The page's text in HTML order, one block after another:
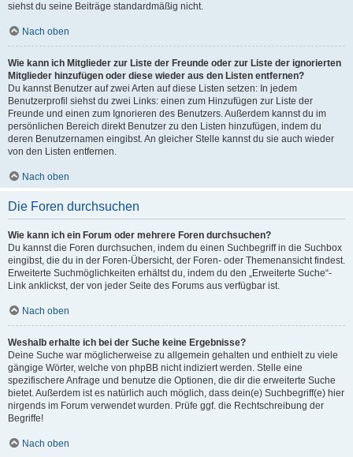
siehst du seine Beiträge standardmäßig nicht.
Nach oben
Wie kann ich Mitglieder zur Liste der Freunde oder zur Liste der ignorierten
Mitglieder hinzufügen oder diese wieder aus den Listen entfernen?
Du kannst Benutzer auf zwei Arten auf diese Listen setzen: In jedem
Benutzerprofil siehst du zwei Links: einen zum Hinzufügen zur Liste der
Freunde und einen zum Ignorieren des Benutzers. Außerdem kannst du im
persönlichen Bereich direkt Benutzer zu den Listen hinzufügen, indem du
deren Benutzernamen eingibst. An gleicher Stelle kannst du sie auch wieder
von den Listen entfernen.
Nach oben
Die Foren durchsuchen
Wie kann ich ein Forum oder mehrere Foren durchsuchen?
Du kannst die Foren durchsuchen, indem du einen Suchbegriff in die Suchbox
eingibst, die du in der Foren-Übersicht, der Foren- oder Themenansicht findest.
Erweiterte Suchmöglichkeiten erhältst du, indem du den „Erweiterte Suche“-
Link anklickst, der von jeder Seite des Forums aus verfügbar ist.
Nach oben
Weshalb erhalte ich bei der Suche keine Ergebnisse?
Deine Suche war möglicherweise zu allgemein gehalten und enthielt zu viele
gängige Wörter, welche von phpBB nicht indiziert werden. Stelle eine
spezifischere Anfrage und benutze die Optionen, die dir die erweiterte Suche
bietet. Außerdem ist es natürlich auch möglich, dass dein(e) Suchbegriff(e) hier
nirgends im Forum verwendet wurden. Prüfe ggf. die Rechtschreibung der
Begriffe!
Nach oben